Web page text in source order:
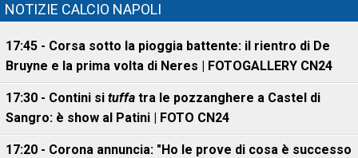
NOTIZIE CALCIO NAPOLI
17:45 - Corsa sotto la pioggia battente: il rientro di De
Bruyne e la prima volta di Neres | FOTOGALLERY CN24
17:30 - Contini si tuffa tra le pozzanghere a Castel di
Sangro: è show al Patini | FOTO CN24
17:20 - Corona annuncia: "Ho le prove di cosa è successo